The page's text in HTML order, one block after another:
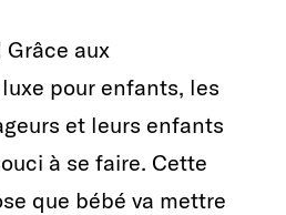
aux
pour enfants, les
et leurs enfants
à se faire. Cette
que bébé va mettre